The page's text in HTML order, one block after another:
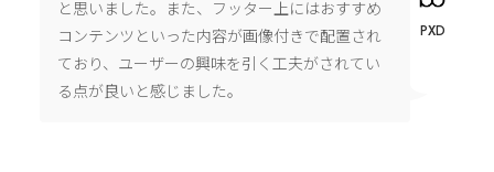
と思いました。また、フッター上にはおすすめ
コンテンツといった内容が画像付きで配置され
ており、ユーザーの興味を引く工夫がされてい
る点が良いと感じました。
PXD